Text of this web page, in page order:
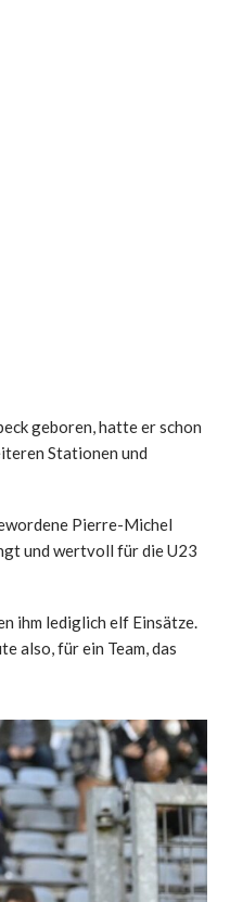
geboren, hatte er schon
Stationen und
Pierre-Michel
und wertvoll für die U23
ihm lediglich elf Einsätze.
also, für ein Team, das